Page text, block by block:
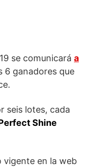
se comunicará a
6 ganadores que
seis lotes, cada
Shine
en la web